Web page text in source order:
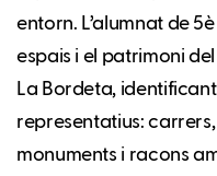
entorn. L’alumnat de
espais i el patrimoni
La Bordeta,
representatius:
monuments i racons